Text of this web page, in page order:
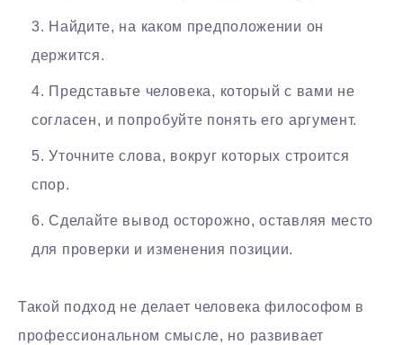
Найдите, на каком предположении он
держится.
Представьте человека, который с вами не
согласен, и попробуйте понять его аргумент.
Уточните слова, вокруг которых строится
спор.
Сделайте вывод осторожно, оставляя место
для проверки и изменения позиции.
Такой подход не делает человека философом в
профессиональном смысле, но развивает